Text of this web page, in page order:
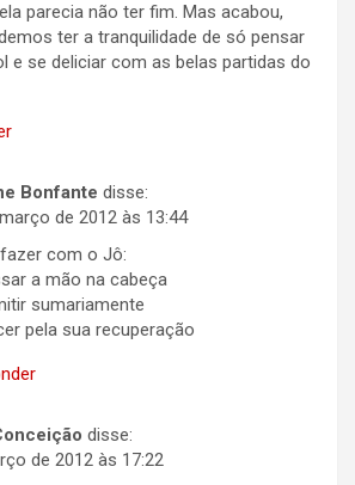
parecia não ter fim. Mas acabou,
ter a tranquilidade de só pensar
e se deliciar com as belas partidas do
Bonfante disse:
de 2012 às 13:44
com o Jô:
a mão na cabeça
sumariamente
pela sua recuperação
disse:
de 2012 às 17:22